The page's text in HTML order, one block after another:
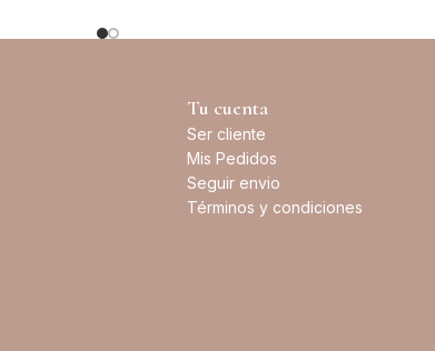
Tu cuenta
Ser cliente
Mis Pedidos
Seguir envio
Términos y condiciones